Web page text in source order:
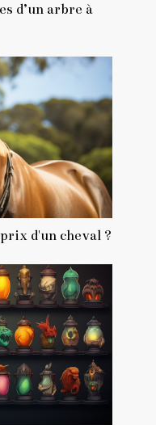
d’un arbre à
d'un cheval ?